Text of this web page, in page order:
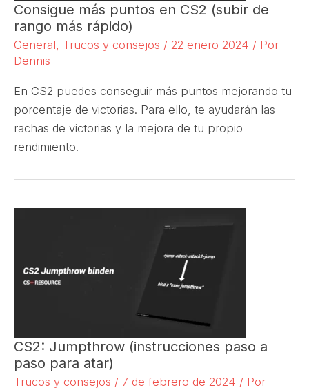
Consigue más puntos en CS2 (subir de
rango más rápido)
General Trucos y consejos / 22 enero 2024 / Por
Dennis
En CS2 puedes conseguir más puntos mejorando tu
porcentaje de victorias. Para ello, te ayudarán las
rachas de victorias y la mejora de tu propio
rendimiento.
CS2: Jumpthrow (instrucciones paso a
paso para atar)
Trucos y consejos / 7 de febrero de 2024 / Por